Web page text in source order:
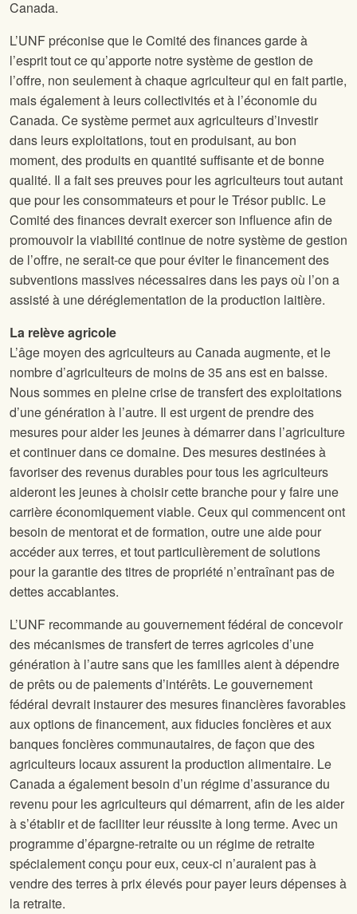
Canada.
L’UNF préconise que le Comité des finances garde à
l’esprit tout ce qu’apporte notre système de gestion de
l’offre, non seulement à chaque agriculteur qui en fait partie,
mais également à leurs collectivités et à l’économie du
Canada. Ce système permet aux agriculteurs d’investir
dans leurs exploitations, tout en produisant, au bon
moment, des produits en quantité suffisante et de bonne
qualité. Il a fait ses preuves pour les agriculteurs tout autant
que pour les consommateurs et pour le Trésor public. Le
Comité des finances devrait exercer son influence afin de
promouvoir la viabilité continue de notre système de gestion
de l’offre, ne serait-ce que pour éviter le financement des
subventions massives nécessaires dans les pays où l’on a
assisté à une déréglementation de la production laitière.
La relève agricole
L’âge moyen des agriculteurs au Canada augmente, et le
nombre d’agriculteurs de moins de 35 ans est en baisse.
Nous sommes en pleine crise de transfert des exploitations
d’une génération à l’autre. Il est urgent de prendre des
mesures pour aider les jeunes à démarrer dans l’agriculture
et continuer dans ce domaine. Des mesures destinées à
favoriser des revenus durables pour tous les agriculteurs
aideront les jeunes à choisir cette branche pour y faire une
carrière économiquement viable. Ceux qui commencent ont
besoin de mentorat et de formation, outre une aide pour
accéder aux terres, et tout particulièrement de solutions
pour la garantie des titres de propriété n’entraînant pas de
dettes accablantes.
L’UNF recommande au gouvernement fédéral de concevoir
des mécanismes de transfert de terres agricoles d’une
génération à l’autre sans que les familles aient à dépendre
de prêts ou de paiements d’intérêts. Le gouvernement
fédéral devrait instaurer des mesures financières favorables
aux options de financement, aux fiducies foncières et aux
banques foncières communautaires, de façon que des
agriculteurs locaux assurent la production alimentaire. Le
Canada a également besoin d’un régime d’assurance du
revenu pour les agriculteurs qui démarrent, afin de les aider
à s’établir et de faciliter leur réussite à long terme. Avec un
programme d’épargne-retraite ou un régime de retraite
spécialement conçu pour eux, ceux-ci n’auraient pas à
vendre des terres à prix élevés pour payer leurs dépenses à
la retraite.